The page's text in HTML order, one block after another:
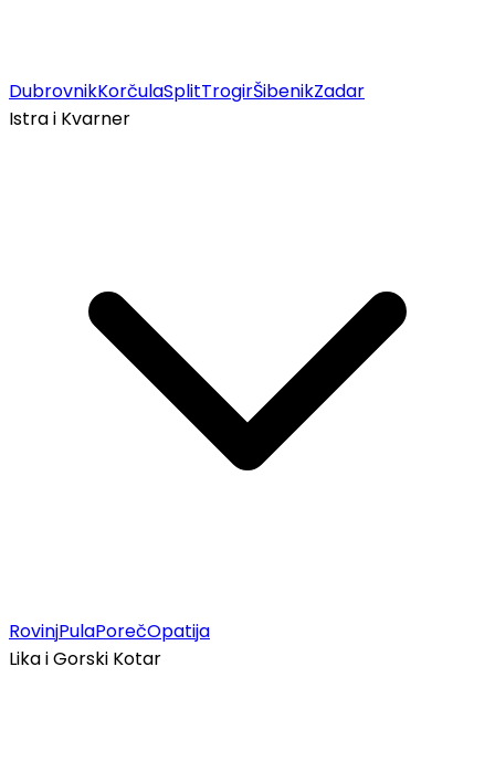
DubrovnikKorčulaSplitTrogirŠibenikZadar
Istra i Kvarner
RovinjPulaPorečOpatija
Lika i Gorski Kotar